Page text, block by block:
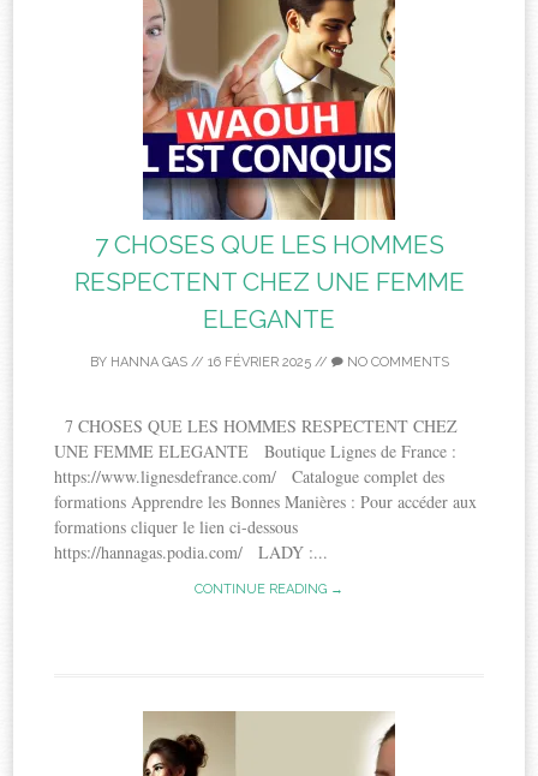
7 CHOSES QUE LES HOMMES
RESPECTENT CHEZ UNE FEMME
ELEGANTE
BY HANNA GAS// 16 FÉVRIER 2025// NO COMMENTS
7 CHOSES QUE LES HOMMES RESPECTENT CHEZ
UNE FEMME ELEGANTE Boutique Lignes de France :
https://www.lignesdefrance.com/ Catalogue complet des
formations Apprendre les Bonnes Manières : Pour accéder aux
formations cliquer le lien ci-dessous
https://hannagas.podia.com/ LADY :...
CONTINUE READING →